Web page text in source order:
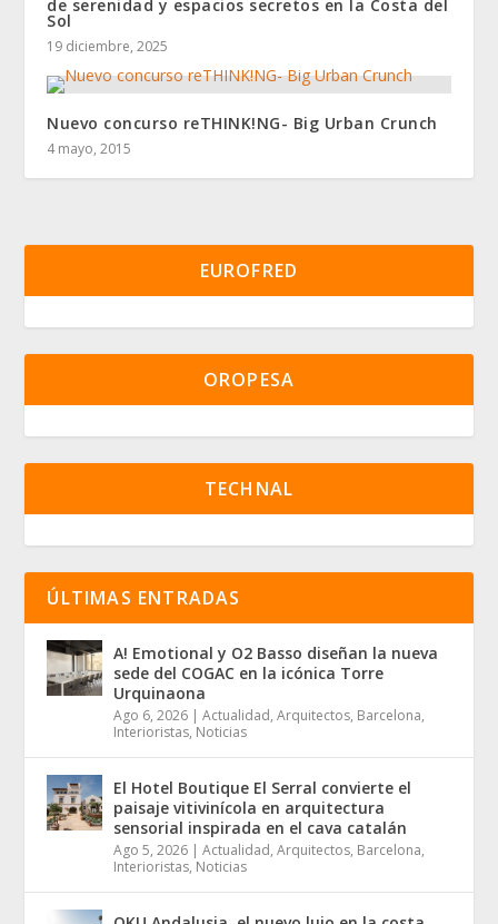
de serenidad y espacios secretos en la Costa del
Sol
19 diciembre, 2025
Nuevo concurso reTHINK!NG- Big Urban Crunch
4 mayo, 2015
EUROFRED
OROPESA
TECHNAL
ÚLTIMAS ENTRADAS
A! Emotional y O2 Basso diseñan la nueva
sede del COGAC en la icónica Torre
Urquinaona
Ago 6, 2026 |Actualidad,Arquitectos, Barcelona,
Interioristas, Noticias
El Hotel Boutique El Serral convierte el
paisaje vitivinícola en arquitectura
sensorial inspirada en el cava catalán
Ago 5, 2026 |Actualidad,Arquitectos, Barcelona,
Interioristas, Noticias